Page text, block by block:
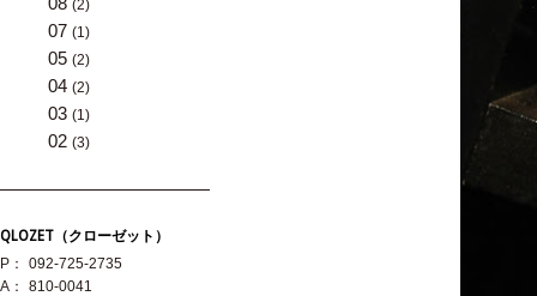
(2)
07 (1)
05 (2)
04 (2)
03 (1)
02 (3)
QLOZET（クローゼット）
P：
092-725-2735
A：
810-0041